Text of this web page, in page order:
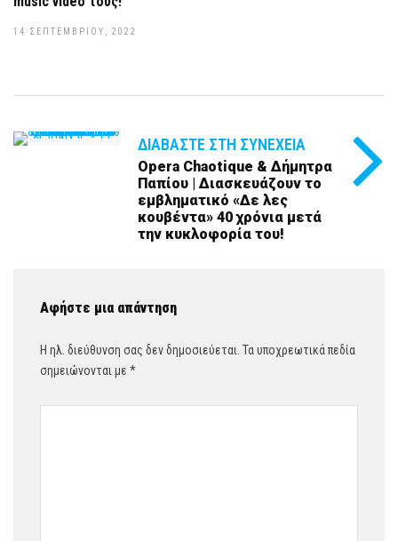
14 ΣΕΠΤΕΜΒΡΊΟΥ, 2022
ΔΙΑΒΆΣΤΕ ΣΤΗ ΣΥΝΈΧΕΙΑ
Opera Chaotique & Δήμητρα
Παπίου | Διασκευάζουν το
εμβληματικό «Δε λες
κουβέντα» 40 χρόνια μετά
την κυκλοφορία του!
Αφήστε μια απάντηση
Η ηλ. διεύθυνση σας δεν δημοσιεύεται. Τα υποχρεωτικά πεδία
σημειώνονται με *